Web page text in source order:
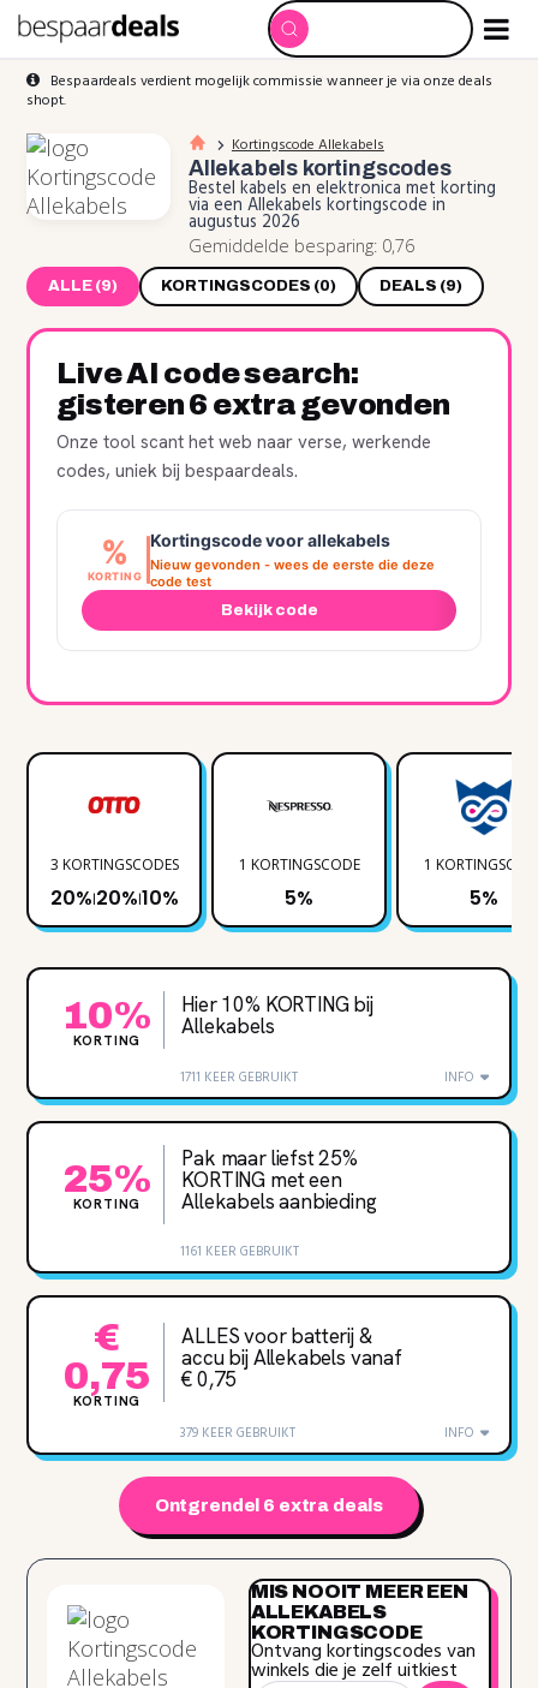
Bespaardeals verdient mogelijk commissie wanneer je via onze deals
shopt.
Kortingscode Allekabels
Allekabels kortingscodes
Bestel kabels en elektronica met korting
via een Allekabels kortingscode in
augustus 2026
Gemiddelde besparing: 0,76
ALLE (9) KORTINGSCODES (0) DEALS (9)
Live AI code search:
gisteren 6 extra gevonden
Onze tool scant het web naar verse, werkende
codes, uniek bij bespaardeals.
%
KORTING
Kortingscode voor allekabels
Nieuw gevonden - wees de eerste die deze
code test
Bekijk code
3 KORTINGSCODES
20%|20%|10%
1 KORTINGSCODE
5%
1
5%
10%
KORTING
Hier 10% KORTING bij
Allekabels
1711 KEER GEBRUIKT INFO
25%
KORTING
Pak maar liefst 25%
KORTING met een
Allekabels aanbieding
1161 KEER GEBRUIKT
€
0,75
KORTING
ALLES voor batterij &
accu bij Allekabels vanaf
€ 0,75
379 KEER GEBRUIKT INFO
Ontgrendel 6 extra deals
MIS NOOIT MEER EEN
ALLEKABELS
KORTINGSCODE
Ontvang kortingscodes van
winkels die je zelf uitkiest